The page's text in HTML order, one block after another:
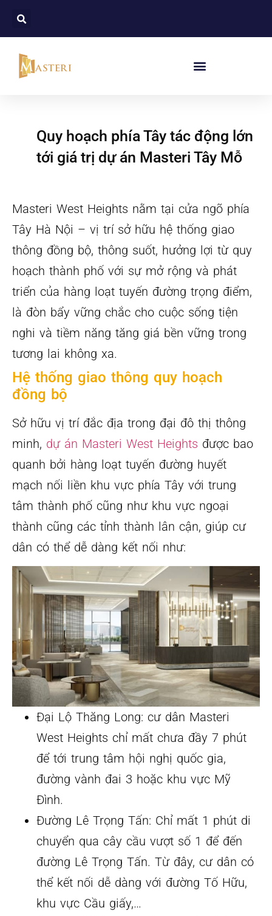
Quy hoạch phía Tây tác động lớn
tới giá trị dự án Masteri Tây Mỗ
Masteri West Heights nằm tại cửa ngõ phía
Tây Hà Nội – vị trí sở hữu hệ thống giao
thông đồng bộ, thông suốt, hưởng lợi từ quy
hoạch thành phố với sự mở rộng và phát
triển của hàng loạt tuyến đường trọng điểm,
là đòn bẩy vững chắc cho cuộc sống tiện
nghi và tiềm năng tăng giá bền vững trong
tương lai không xa.
Hệ thống giao thông quy hoạch
đồng bộ
Sở hữu vị trí đắc địa trong đại đô thị thông
minh, dự án Masteri West Heights được bao
quanh bởi hàng loạt tuyến đường huyết
mạch nối liền khu vực phía Tây với trung
tâm thành phố cũng như khu vực ngoại
thành cũng các tỉnh thành lân cận, giúp cư
dân có thể dễ dàng kết nối như:
Đại Lộ Thăng Long: cư dân Masteri
West Heights chỉ mất chưa đầy 7 phút
để tới trung tâm hội nghị quốc gia,
đường vành đai 3 hoặc khu vực Mỹ
Đình.
Đường Lê Trọng Tấn: Chỉ mất 1 phút di
chuyển qua cây cầu vượt số 1 để đến
đường Lê Trọng Tấn. Từ đây, cư dân có
thể kết nối dễ dàng với đường Tố Hữu,
khu vực Cầu giấy,…